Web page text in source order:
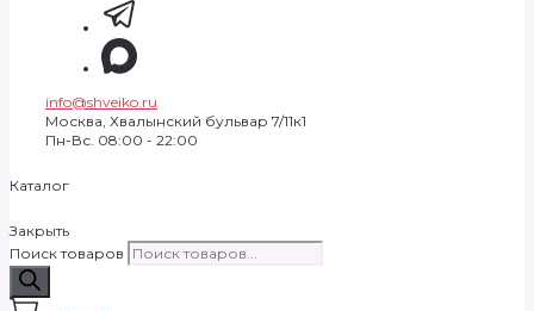
info@shveiko.ru
Москва, Хвалынский бульвар 7/11к1
Пн-Вс. 08:00 - 22:00
Каталог
Закрыть
Поиск товаров